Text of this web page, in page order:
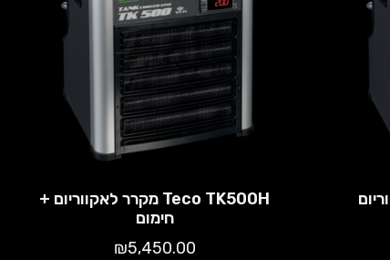
Teco TK500H מקרר לאקווריום +
חימום
₪5,450.00